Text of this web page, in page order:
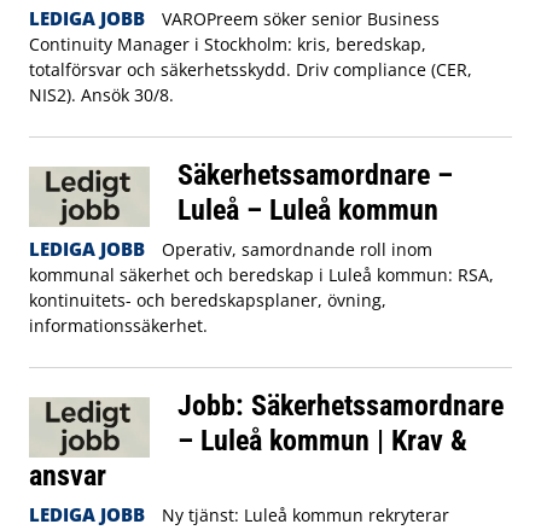
LEDIGA JOBB
VAROPreem söker senior Business
Continuity Manager i Stockholm: kris, beredskap,
totalförsvar och säkerhetsskydd. Driv compliance (CER,
NIS2). Ansök 30/8.
Säkerhetssamordnare –
Luleå – Luleå kommun
LEDIGA JOBB
Operativ, samordnande roll inom
kommunal säkerhet och beredskap i Luleå kommun: RSA,
kontinuitets- och beredskapsplaner, övning,
informationssäkerhet.
Jobb: Säkerhetssamordnare
– Luleå kommun | Krav &
ansvar
LEDIGA JOBB
Ny tjänst: Luleå kommun rekryterar